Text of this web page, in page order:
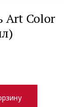
Art Color